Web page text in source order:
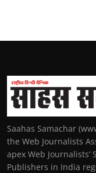
Saahas Samachar
the Web Journalists
apex Web Journalists’
Publishers in India